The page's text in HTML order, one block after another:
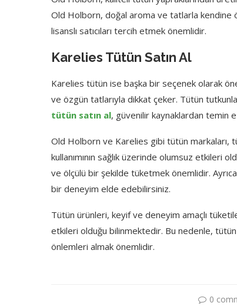
Old Holborn, doğal aroma ve tatlarla kendine
lisanslı satıcıları tercih etmek önemlidir.
Karelies Tütün Satın Al
Karelies tütün ise başka bir seçenek olarak
ve özgün tatlarıyla dikkat çeker. Tütün
tütün satın al, güvenilir kaynaklardan temin
Old Holborn ve Karelies gibi tütün markaları,
kullanımının sağlık üzerinde olumsuz etkileri
ve ölçülü bir şekilde tüketmek önemlidir.
bir deneyim elde edebilirsiniz.
Tütün ürünleri, keyif ve deneyim amaçlı
etkileri olduğu bilinmektedir. Bu nedenle, tütün
önlemleri almak önemlidir.
0